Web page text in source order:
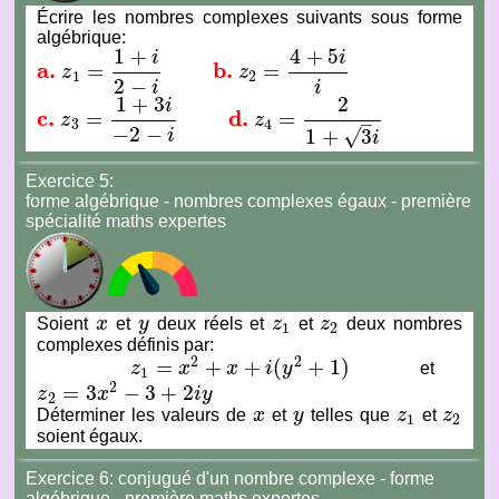
Écrire les nombres complexes suivants sous forme
algébrique:
a.z1 =
1 + i
2 − i
a. z1= 1+ 2−i b. z2 =
4 + 5i
i
b.z2= 4+ 5ii
c.z3 =
1 + 3i
−2 − i
c. z3= 1+ 3i−2−i d. z4 =
2
1 + 3
–
√ i
d.z4= 21 +3i
Exercice 5:
forme algébrique - nombres complexes égaux - première
spécialité maths expertes
Soientx
x et y
y deux réels et z1
z1 et z2
z2 deux nombres
complexes définis par:
z1 = x2 + x + i(y2 + 1)
z1 =x2 +x+i(y 2+1) et
z2 = 3x2 − 3 + 2iy
z2 =3x 2−3+2i y
Déterminer les valeurs de x
x et y
y telles que z1
z1 et z2
z2
soient égaux.
Exercice 6: conjugué d'un nombre complexe - forme